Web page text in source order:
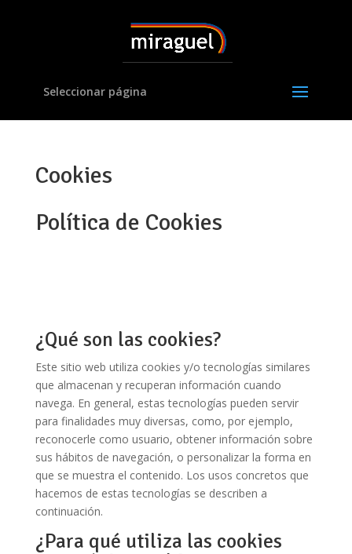
Seleccionar página
Cookies
Política de Cookies
¿Qué son las cookies?
Este sitio web utiliza cookies y/o tecnologías similares
que almacenan y recuperan información cuando
navega. En general, estas tecnologías pueden servir
para finalidades muy diversas, como, por ejemplo,
reconocerle como usuario, obtener información sobre
sus hábitos de navegación, o personalizar la forma en
que se muestra el contenido. Los usos concretos que
hacemos de estas tecnologías se describen a
continuación.
¿Para qué utiliza las cookies